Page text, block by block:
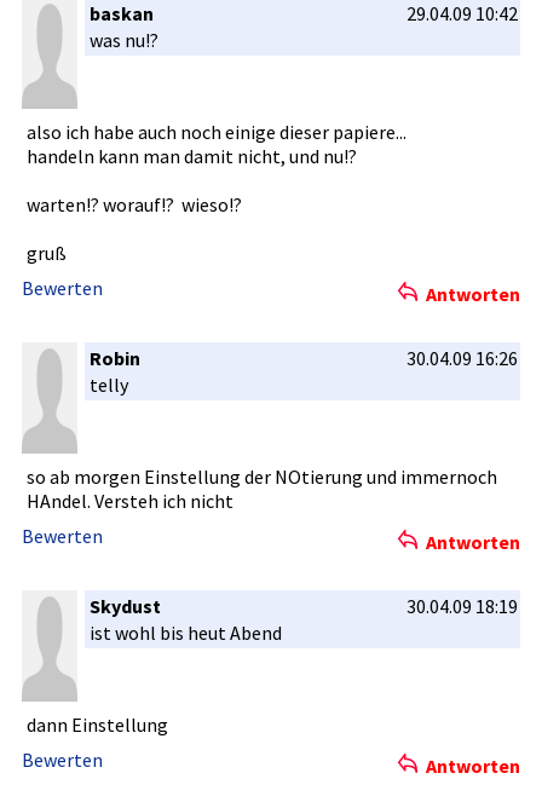
baskan
29.04.09 10:42
was nu!?
also ich habe auch noch einige dieser papiere...­
handeln kann man damit nicht, und nu!?
warten!? worauf!? wieso­!?
gruß
Bewerten
Antworten
Robin
30.04.09 16:26
telly
so ab morgen Einstellun­g der NOtierung und immernoch
HAndel. Versteh ich nicht
Bewerten
Antworten
Skydust
30.04.09 18:19
ist wohl bis heut Abend
dann Einstellun­g
Bewerten
Antworten